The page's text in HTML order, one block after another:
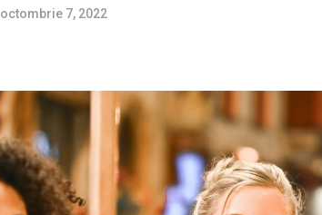
octombrie 7, 2022